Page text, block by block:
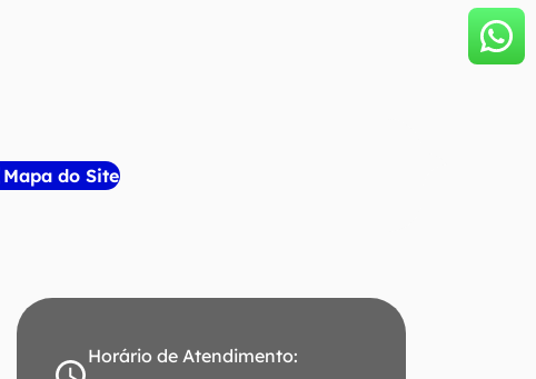
Mapa do Site
Horário de Atendimento: